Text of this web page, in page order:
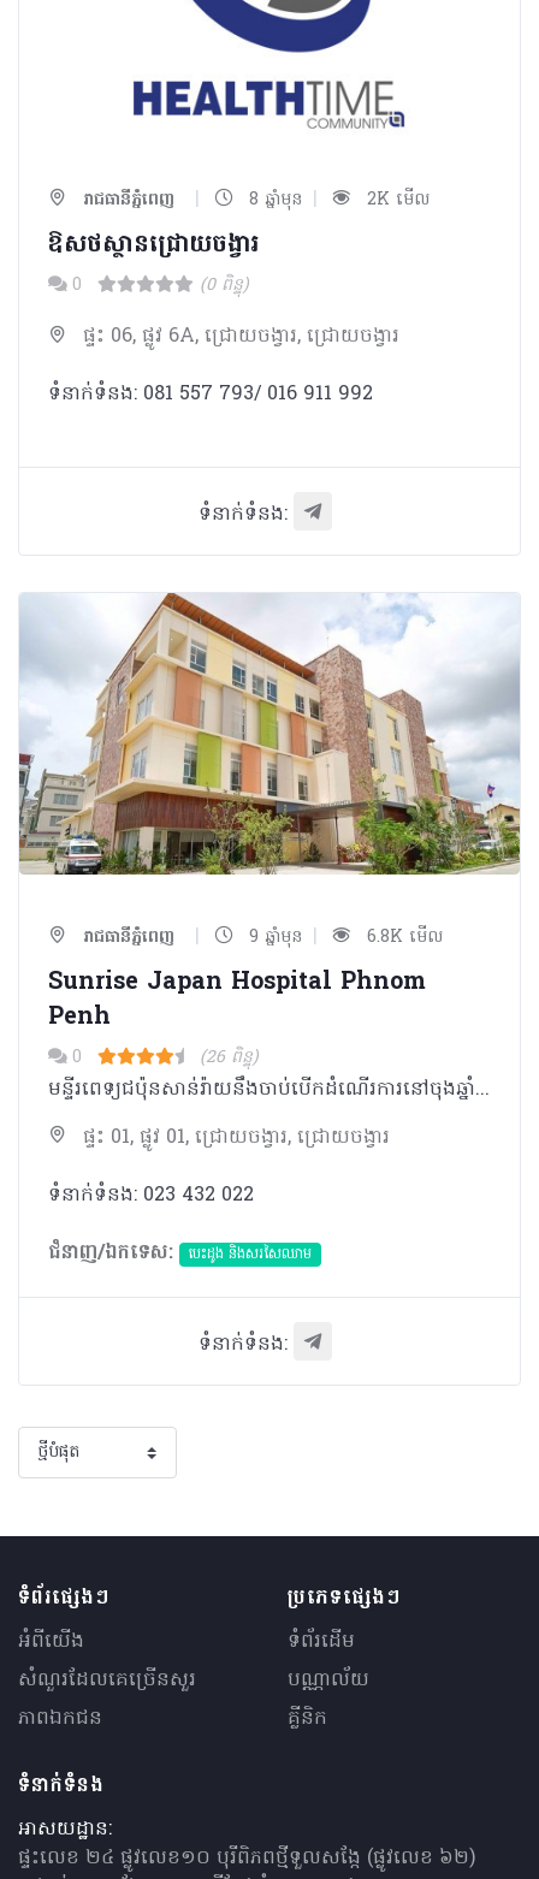
រាជធានីភ្នំពេញ | 8 ឆ្នាំមុន | 2K មើល
ឱសថស្ថានជ្រោយចង្វារ
0 (0 ពិន្ទុ)
ផ្ទះ 06, ផ្លូវ 6A, ជ្រោយចង្វារ, ជ្រោយចង្វារ
ទំនាក់ទំនង: 081 557 793/ 016 911 992
ទំនាក់ទំនង:
រាជធានីភ្នំពេញ | 9 ឆ្នាំមុន | 6.8K មើល
Sunrise Japan Hospital Phnom
Penh
0 (26 ពិន្ទុ)
មន្ទីរពេទ្យជប៉ុនសាន់រ៉ាយនឹងចាប់បើកដំណើរការនៅចុងឆ្នាំ ២០១៦នេះ។ក្រុមគ្រូពេទ្យ និងគិលានុបដ្ឋាកជាជនជាតិជប៉ុន រួមជាមួយនឹងអ្នក ជំនាញដែលមានបទពិសោធន៍នឹងធ្វើការសហការណ៍ជាមួយបុគ្គលិកជាជនជាតិកម្ពុជាដើម្បីផ្តល់សេវាថែទាំវេជ្ជសាស្រ្តតាមបែបជប៉ុនជូន លោក-អ្នក។ នែកដែលមានក្នុងមន្ទីរពេទ្យ មាន១៣ផ្នែកដូចខាងក្រោមៈ ផ្នែកសង្រ្គោះបន្ទាន់ ផ្នែករបួស ផ្នែកជម្ងឺឆ្លង ផ្នែកជម្ងឺទូទៅ ផ្នែកវះកាត់ទូទៅ ផ្នែកព្យាបាលជម្ងឺប្រដាប់រំលាយអាហារ ផ្នែកបេះដូង ផ្នែកពិគ្រោះជម្ងឺតាមអ៊ិនធើណិត ផ្នែកវះកាត់ប្រព័ន្ធប្រសាទ ផ្នែកសរសៃឈាមប្រសាទ ផ្នែកប្រព័ន្ធប្រសាទ ផ្នែកស្តាកាយនិតិសម្បទា និងផ្នែកពិនិត្យសុខភាព។
ផ្ទះ 01, ផ្លូវ 01, ជ្រោយចង្វារ, ជ្រោយចង្វារ
ទំនាក់ទំនង: 023 ​432​ 022
ជំនាញ/ឯកទេស:
បេះដូង​ និងសរសៃឈាម
ទំនាក់ទំនង:
ទំព័រផ្សេងៗ
អំពីយើង
សំណួរ​ដែលគេ​ច្រើន​សួរ
ភាពឯកជន
ប្រភេទផ្សេងៗ
ទំព័រដើម
បណ្ណាល័យ
គ្លីនិក
ទំនាក់ទំនង
អាសយដ្ឋាន:
ផ្ទះលេខ ២៤ ផ្លូវលេខ១០ បុរីពិភពថ្មីទួលសង្កែ (ផ្លូវលេខ ៦២)